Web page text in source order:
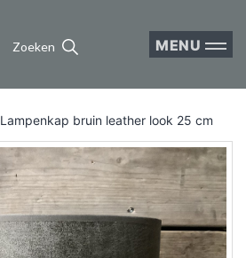
Zoeken MENU
Lampenkap bruin leather look 25 cm